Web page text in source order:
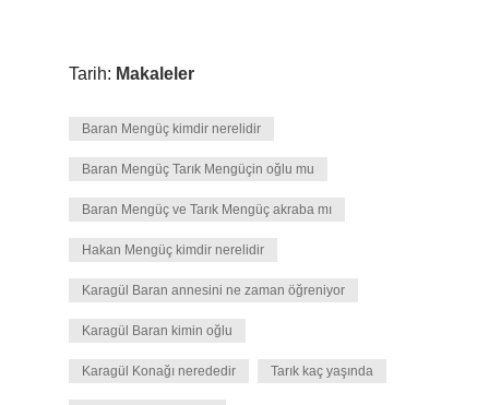
Tarih: Makaleler
Baran Mengüç kimdir nerelidir
Baran Mengüç Tarık Mengüçin oğlu mu
Baran Mengüç ve Tarık Mengüç akraba mı
Hakan Mengüç kimdir nerelidir
Karagül Baran annesini ne zaman öğreniyor
Karagül Baran kimin oğlu
Karagül Konağı nerededir Tarık kaç yaşında